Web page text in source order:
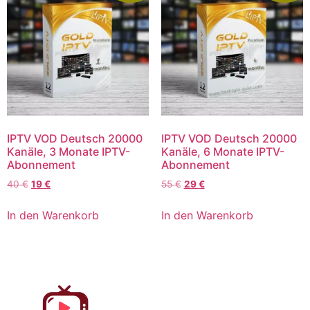
IPTV VOD Deutsch 20000
Kanäle, 3 Monate IPTV-
Abonnement
40€ 19€
In den Warenkorb
IPTV VOD Deutsch 20000
Kanäle, 6 Monate IPTV-
Abonnement
55€ 29€
In den Warenkorb